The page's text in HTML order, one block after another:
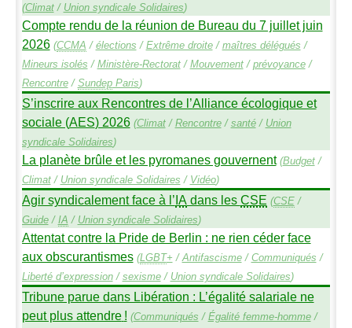
(Climat/ Union syndicale Solidaires)
Compte rendu de la réunion de Bureau du 7 juillet juin
2026 (CCMA / élections / Extrême droite/ maîtres délégués /
Mineurs isolés / Ministère-Rectorat/ Mouvement/ prévoyance/
Rencontre/ SundepParis)
S’inscrire aux Rencontres de l’Alliance écologique et
sociale (AES) 2026 (Climat/ Rencontre/ santé/ Union
syndicale Solidaires)
La planète brûle et les pyromanes gouvernent (Budget/
Climat/ Union syndicale Solidaires / Vidéo)
Agir syndicalement face à l’IA dans les CSE (CSE/
Guide/ IA / Union syndicale Solidaires)
Attentat contre la Pride de Berlin : ne rien céder face
aux obscurantismes (LGBT+ / Antifascisme/ Communiqués /
Liberté d’expression/ sexisme/ Union syndicale Solidaires)
Tribune parue dans Libération : L’égalité salariale ne
peut plus attendre ! (Communiqués / Égalité femme-homme/